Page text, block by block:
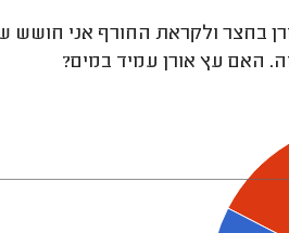
בחצר ולקראת החורף אני חושש